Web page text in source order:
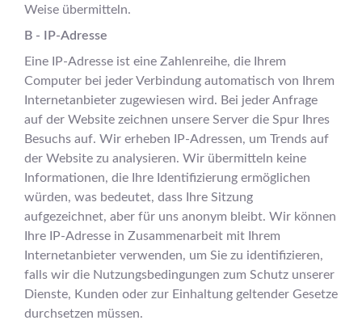
Weise übermitteln.
B - IP-Adresse
Eine IP-Adresse ist eine Zahlenreihe, die Ihrem
Computer bei jeder Verbindung automatisch von Ihrem
Internetanbieter zugewiesen wird. Bei jeder Anfrage
auf der Website zeichnen unsere Server die Spur Ihres
Besuchs auf. Wir erheben IP-Adressen, um Trends auf
der Website zu analysieren. Wir übermitteln keine
Informationen, die Ihre Identifizierung ermöglichen
würden, was bedeutet, dass Ihre Sitzung
aufgezeichnet, aber für uns anonym bleibt. Wir können
Ihre IP-Adresse in Zusammenarbeit mit Ihrem
Internetanbieter verwenden, um Sie zu identifizieren,
falls wir die Nutzungsbedingungen zum Schutz unserer
Dienste, Kunden oder zur Einhaltung geltender Gesetze
durchsetzen müssen.